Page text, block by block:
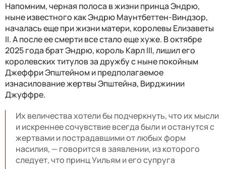
Напомним, черная полоса в жизни принца Эндрю,
ныне известного как Эндрю Маунтбеттен-Виндзор,
началась еще при жизни матери, королевы Елизаветы
II. А после ее смерти все стало еще хуже. В октябре
2025 года брат Эндрю, король Карл III, лишил его
королевских титулов за дружбу с ныне покойным
Джеффри Эпштейном и предполагаемое
изнасилование жертвы Эпштейна, Вирджинии
Джуффре.
Их величества хотели бы подчеркнуть, что их мысли
и искреннее сочувствие всегда были и останутся с
жертвами и пострадавшими от любых форм
насилия, — говорится в заявлении, из которого
следует, что принц Уильям и его супруга